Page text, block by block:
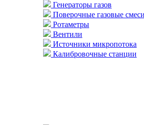
Генераторы газов
Поверочные газовые смеси
Ротаметры
Вентили
Источники микропотока
Калибровочные станции